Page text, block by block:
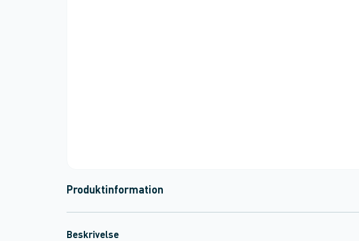
Produktinformation
Beskrivelse